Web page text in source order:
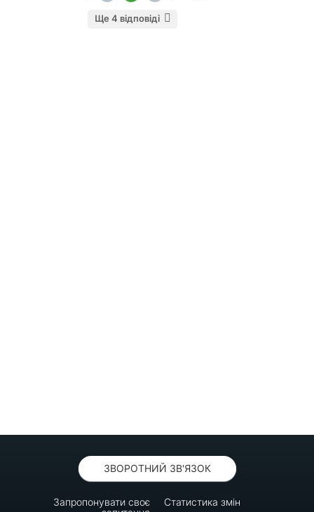
Ще 4 відповіді
ЗВОРОТНИЙ ЗВ'ЯЗОК
Запропонувати своє
Статистика змін